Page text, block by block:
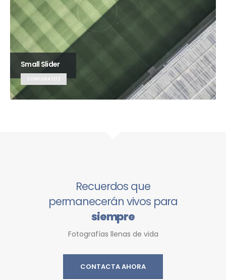
Small Slider
CORPORATE12
Recuerdos que
permanecerán vivos para
siempre
Fotografías llenas de vida
CONTACTA AHORA